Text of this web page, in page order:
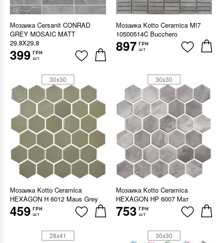
Мозаика Cersanit CONRAD
GREY MOSAIC MATT
29,8X29,8
399 ГРН
шт
Мозаика Kotto Ceramica MI7
10500514C Bucchero
897 ГРН
шт
Мозаика Kotto Ceramica
HEXAGON H 6012 Maus Grey
459 ГРН
шт
30x30
Мозаика Kotto Ceramica
HEXAGON HP 6007 Мат
753 ГРН
шт
30x30
28x41 30x30